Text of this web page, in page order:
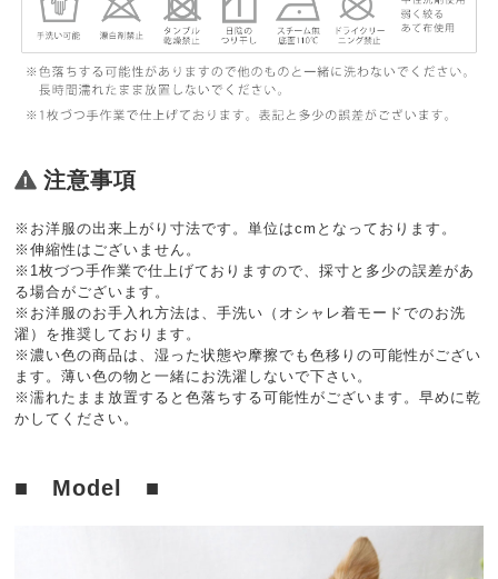
注意事項
※お洋服の出来上がり寸法です。単位はcmとなっております。
※伸縮性はございません。
※1枚づつ手作業で仕上げておりますので、採寸と多少の誤差があ
る場合がございます。
※お洋服のお手入れ方法は、手洗い（オシャレ着モードでのお洗
濯）を推奨しております。
※濃い色の商品は、湿った状態や摩擦でも色移りの可能性がござい
ます。薄い色の物と一緒にお洗濯しないで下さい。
※濡れたまま放置すると色落ちする可能性がございます。早めに乾
かしてください。
■ Model ■